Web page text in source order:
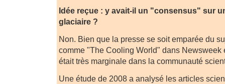
Idée reçue : y avait-il un "consensus" sur
glaciaire ?
Non. Bien que la presse se soit emparée du
comme "The Cooling World" dans Newsweek
était très marginale dans la communauté
Une étude de 2008 a analysé les articles